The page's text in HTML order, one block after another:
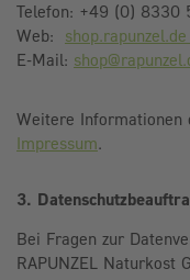
Telefon: +49 (0) 8330
Web: shop.rapunzel.de
E-Mail:
Weitere Informationen
Impressum.
3.
Bei Fragen zur
RAPUNZEL Naturkost